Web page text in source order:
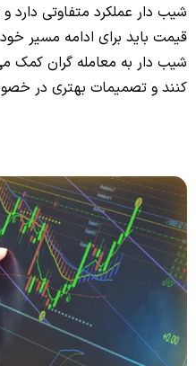
شیب دار عملکرد متفاوتی
قیمت باید برای ادامه مسیر
شیب دار به معامله گران کمک
کنند و تصمیمات بهتری در